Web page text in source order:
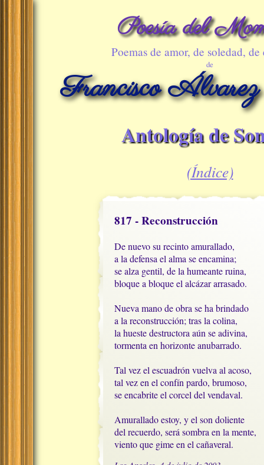
Poesía del
Poemas de amor, de soledad, de
de
Francisco
Antología de
(Índice)
817 - Reconstrucción
De nuevo su recinto amurallado,
a la defensa el alma se encamina;
se alza gentil, de la humeante ruina,
bloque a bloque el alcázar arrasado.
Nueva mano de obra se ha brindado
a la reconstrucción; tras la colina,
la hueste destructora aún se adivina,
tormenta en horizonte anubarrado.
Tal vez el escuadrón vuelva al acoso,
tal vez en el confín pardo, brumoso,
se encabrite el corcel del vendaval.
Amurallado estoy, y el son doliente
del recuerdo, será sombra en la mente,
viento que gime en el cañaveral.